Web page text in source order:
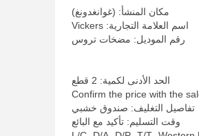
مكان المنشأ: (غوانغدونغ)
اسم العلامة التجارية: Vickers
رقم الموديل: مضخات تروس
الحد الأدنى لكمية: 2 قطع
تفاصيل التغليف: صندوق خشبي
وقت التسليم: تأكيد مع البائع